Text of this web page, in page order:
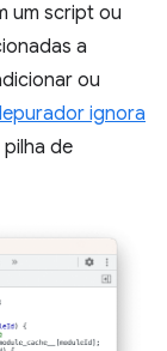
um script ou
a
ou
ignora
de